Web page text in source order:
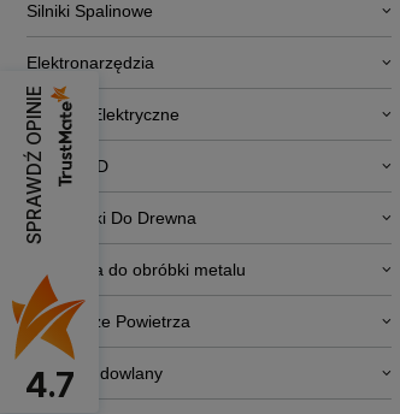
Silniki Spalinowe
Elektronarzędzia
Pojazdy Elektryczne
RTV i AGD
Obrabiarki Do Drewna
Narzędzia do obróbki metalu
Osuszacze Powietrza
Sprzęt budowlany
SPRAWDŹ OPINIE
4.7